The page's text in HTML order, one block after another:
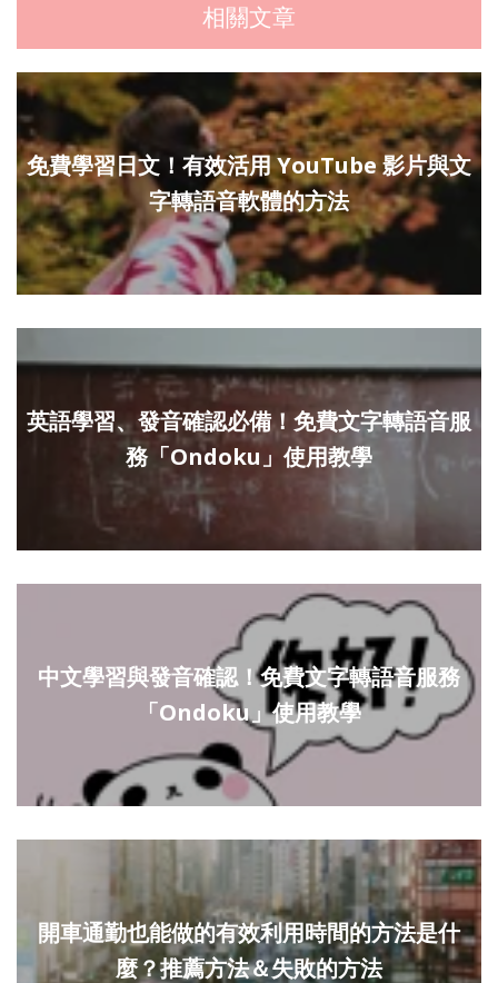
相關文章
免費學習日文！有效活用 YouTube 影片與文
字轉語音軟體的方法
英語學習、發音確認必備！免費文字轉語音服
務「Ondoku」使用教學
中文學習與發音確認！免費文字轉語音服務
「Ondoku」使用教學
開車通勤也能做的有效利用時間的方法是什
麼？推薦方法＆失敗的方法